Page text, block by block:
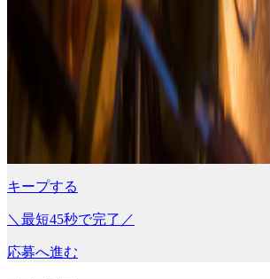
キープする
＼最短45秒で完了／
応募へ進む